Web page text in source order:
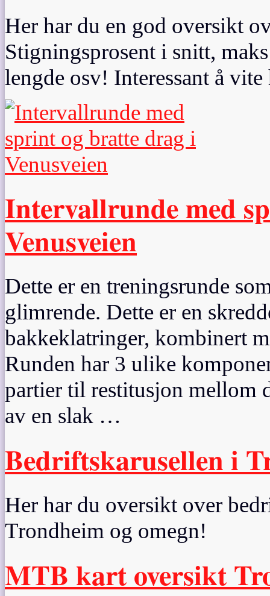
Her har du en god oversikt
Stigningsprosent i snitt,
lengde osv! Interessant å
Intervallrunde med
Venusveien
Dette er en treningsrunde
glimrende. Dette er en
bakkeklatringer, kombinert
Runden har 3 ulike
partier til restitusjon mellom
av en slak …
Bedriftskarusellen i
Her har du oversikt over
Trondheim og omegn!
MTB kart oversikt